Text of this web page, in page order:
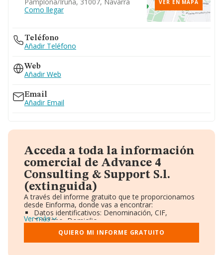
Como llegar
VER EN MAPA
Teléfono
Añadir Teléfono
Web
Añadir Web
Email
Añadir Email
Acceda a toda la información
comercial de Advance 4
Consulting & Support S.l.
(extinguida)
A través del informe gratuito que te proporcionamos
desde Einforma, donde vas a encontrar:
Datos identificativos: Denominación, CIF,
Teléfono, Domicilio.
Informe Mercantil Completo (BORME).
Gráficos de Evolución Ventas y Empleados.
Consejo de Administración y Administradores.
Ver más
QUIERO MI INFORME GRATUITO